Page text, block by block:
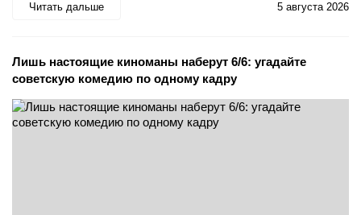
Читать дальше 5 августа 2026
Лишь настоящие киноманы наберут 6/6: угадайте
советскую комедию по одному кадру